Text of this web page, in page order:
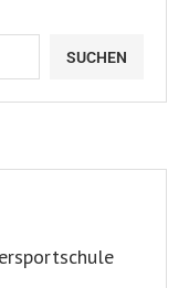
SUCHEN